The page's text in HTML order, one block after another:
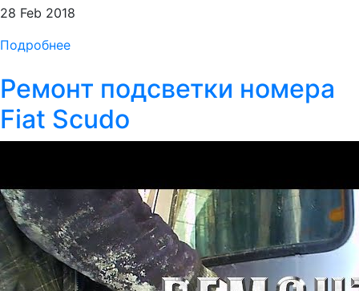
28 Feb 2018
Подробнее
Ремонт подсветки номера
Fiat Scudo